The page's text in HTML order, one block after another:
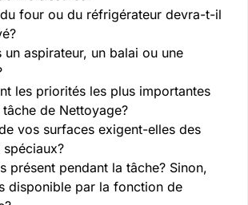
du four ou du réfrigérateur devra-t-il
un aspirateur, un balai ou une
les priorités les plus importantes
de Nettoyage?
vos surfaces exigent-elles des
présent pendant la tâche? Sinon,
disponible par la fonction de